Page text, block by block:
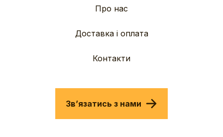
Про нас
Доставка і оплата
Контакти
Звʼязатись з нами